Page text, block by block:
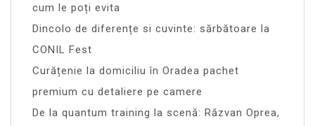
cum le poți evita
Dincolo de diferențe si cuvinte: sărbătoare la
CONIL Fest
Curățenie la domiciliu în Oradea pachet
premium cu detaliere pe camere
De la quantum training la scenă: Răzvan Oprea,